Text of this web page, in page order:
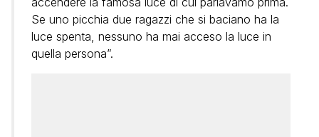
Se uno picchia due ragazzi che si baciano ha la
luce spenta, nessuno ha mai acceso la luce in
quella persona”.